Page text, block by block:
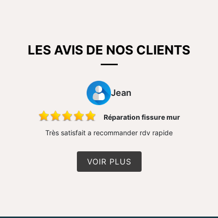
LES AVIS DE NOS CLIENTS
Jean
Réparation fissure mur
Très satisfait a recommander rdv rapide
VOIR PLUS